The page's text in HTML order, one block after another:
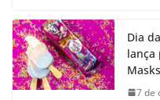
Dia
lança
Masks
7 de